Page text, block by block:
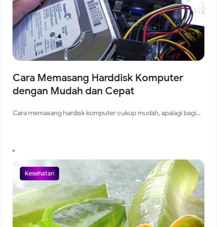
Cara Memasang Harddisk Komputer
dengan Mudah dan Cepat
Cara memasang hardisk komputer cukup mudah, apalagi bagi...
Kesehatan